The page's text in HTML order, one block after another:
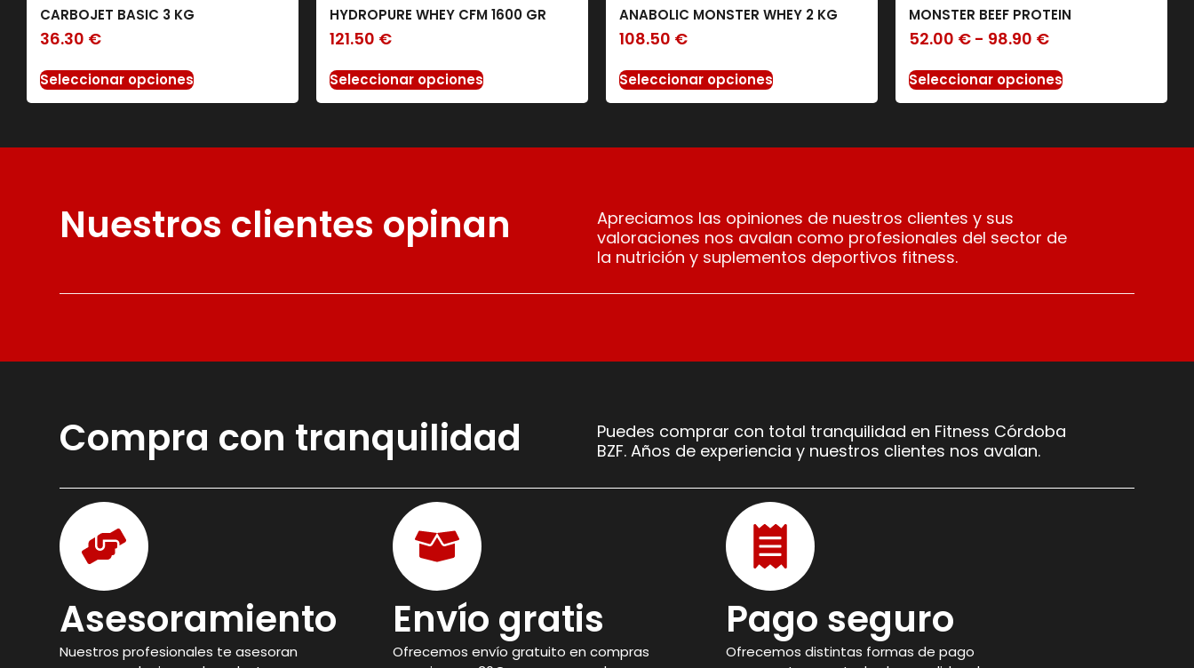
CARBOJET BASIC 3 KG
36.30 €
Seleccionar opciones
HYDROPURE WHEY CFM 1600 GR
121.50 €
Seleccionar opciones
ANABOLIC MONSTER WHEY 2 KG
108.50 €
Seleccionar opciones
MONSTER BEEF PROTEIN
52.00 € - 98.90 €
Seleccionar opciones
Nuestros clientes opinan
Apreciamos las opiniones de nuestros clientes y sus
valoraciones nos avalan como profesionales del sector de
la nutrición y suplementos deportivos fitness.
Compra con tranquilidad
Puedes comprar con total tranquilidad en Fitness Córdoba
BZF. Años de experiencia y nuestros clientes nos avalan.
Asesoramiento
Nuestros profesionales te asesoran
Envío gratis
Ofrecemos envío gratuito en compras
Pago seguro
Ofrecemos distintas formas de pago